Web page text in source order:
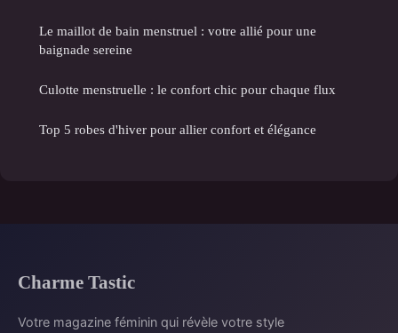
Le maillot de bain menstruel : votre allié pour une
baignade sereine
Culotte menstruelle : le confort chic pour chaque flux
Top 5 robes d'hiver pour allier confort et élégance
Charme Tastic
Votre magazine féminin qui révèle votre style